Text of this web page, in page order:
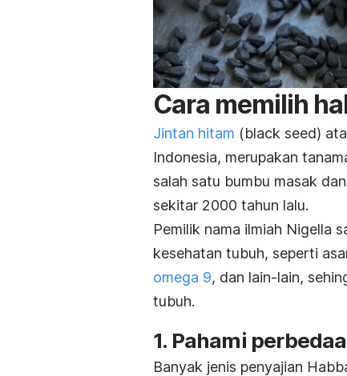
Cara memilih
Jintan hitam (black seed)
Indonesia, merupakan
salah satu bumbu masak
sekitar 2000 tahun lalu.
Pemilik nama ilmiah Nigella
kesehatan tubuh, seperti
omega 9, dan lain-lain,
tubuh.
1. Pahami
Banyak jenis penyajian